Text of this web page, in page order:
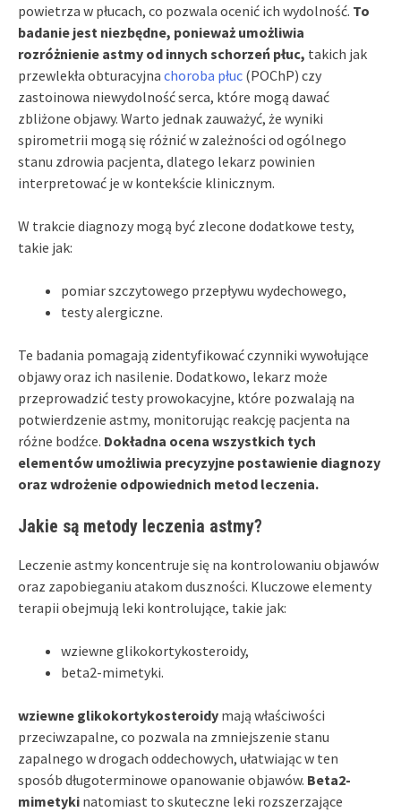
powietrza w płucach, co pozwala ocenić ich wydolność. To
badanie jest niezbędne, ponieważ umożliwia
rozróżnienie astmy od innych schorzeń płuc, takich jak
przewlekła obturacyjna choroba płuc (POChP) czy
zastoinowa niewydolność serca, które mogą dawać
zbliżone objawy. Warto jednak zauważyć, że wyniki
spirometrii mogą się różnić w zależności od ogólnego
stanu zdrowia pacjenta, dlatego lekarz powinien
interpretować je w kontekście klinicznym.
W trakcie diagnozy mogą być zlecone dodatkowe testy,
takie jak:
pomiar szczytowego przepływu wydechowego,
testy alergiczne.
Te badania pomagają zidentyfikować czynniki wywołujące
objawy oraz ich nasilenie. Dodatkowo, lekarz może
przeprowadzić testy prowokacyjne, które pozwalają na
potwierdzenie astmy, monitorując reakcję pacjenta na
różne bodźce. Dokładna ocena wszystkich tych
elementów umożliwia precyzyjne postawienie diagnozy
oraz wdrożenie odpowiednich metod leczenia.
Jakie są metody leczenia astmy?
Leczenie astmy koncentruje się na kontrolowaniu objawów
oraz zapobieganiu atakom duszności. Kluczowe elementy
terapii obejmują leki kontrolujące, takie jak:
wziewne glikokortykosteroidy,
beta2-mimetyki.
wziewne glikokortykosteroidy mają właściwości
przeciwzapalne, co pozwala na zmniejszenie stanu
zapalnego w drogach oddechowych, ułatwiając w ten
sposób długoterminowe opanowanie objawów. Beta2-
mimetyki natomiast to skuteczne leki rozszerzające